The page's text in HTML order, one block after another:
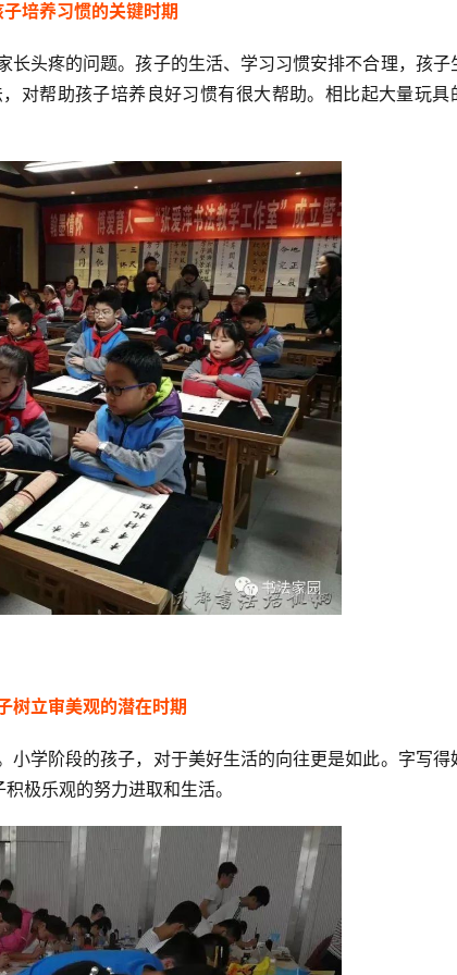
培养习惯的关键时期
长头疼的问题。孩子的生活、学习习惯安排不合理，孩子
对帮助孩子培养良好习惯有很大帮助。相比起大量玩具
树立审美观的潜在时期
学阶段的孩子，对于美好生活的向往更是如此。字写得
极乐观的努力进取和生活。